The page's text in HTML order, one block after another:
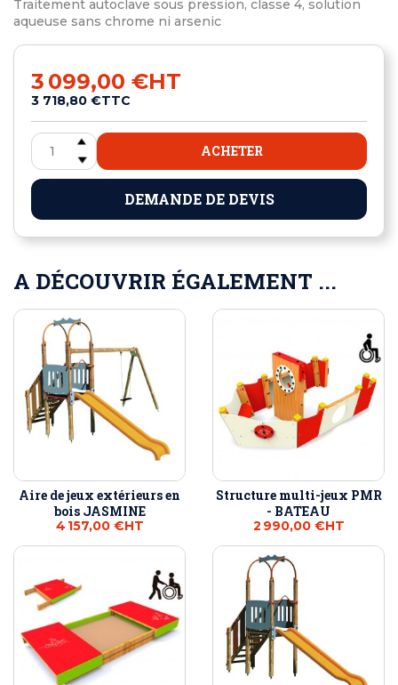
Traitement autoclave sous pression, classe 4, solution
aqueuse sans chrome ni arsenic
3 099,00 €HT
3 718,80 €TTC
ACHETER
DEMANDE DE DEVIS
A DÉCOUVRIR ÉGALEMENT ...
Aire de jeux extérieurs en
bois JASMINE
4 157,00 €HT
Structure multi-jeux PMR
- BATEAU
2 990,00 €HT